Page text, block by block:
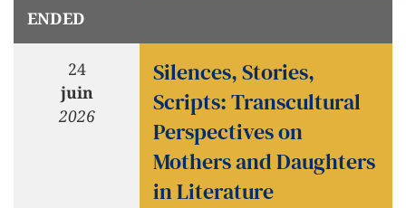
ENDED
24
juin
2026
Silences, Stories,
Scripts: Transcultural
Perspectives on
Mothers and Daughters
in Literature